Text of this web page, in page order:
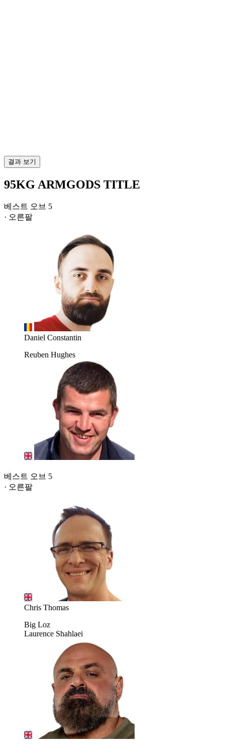
결과 보기
95KG ARMGODS TITLE
베스트 오브 5
· 오른팔
Daniel Constantin
Reuben Hughes
베스트 오브 5
· 오른팔
Chris Thomas
Big Loz
Laurence Shahlaei